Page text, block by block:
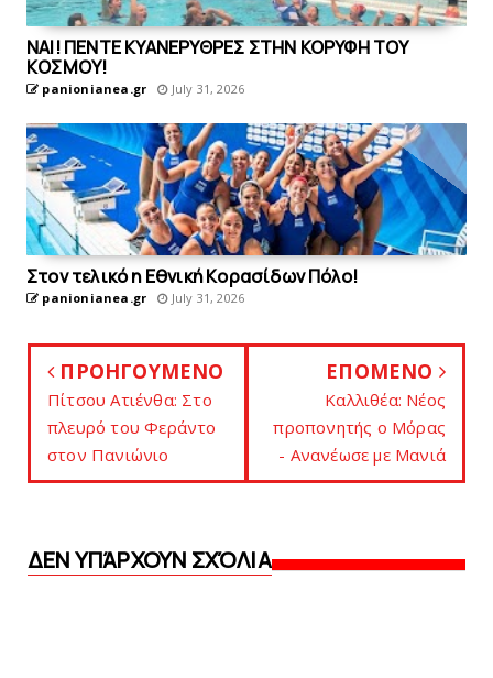
ΝΑΙ! ΠΕΝΤΕ ΚΥΑΝΕΡΥΘΡΕΣ ΣΤΗΝ ΚΟΡΥΦΗ ΤΟΥ
ΚOΣΜΟΥ!
panionianea.gr July 31, 2026
Στον τελικό η Eθνική Kορασίδων Πόλο!
panionianea.gr July 31, 2026
ΠΡΟΗΓΟΥΜΕΝΟ
Πίτσoυ Aτιένθα: Στο
πλευρό του Φεράντο
στoν Πανιώνιο
ΕΠΟΜΕΝΟ
Kαλλιθέα: Νέος
προπονητής ο Μόρας
- Ανανέωσε με Μανιά
ΔΕΝ ΥΠΆΡΧΟΥΝ ΣΧΌΛΙΑ